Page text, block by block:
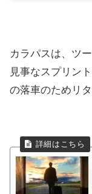
カラパスは、ツ
見事なスプリン
の落車のためリ